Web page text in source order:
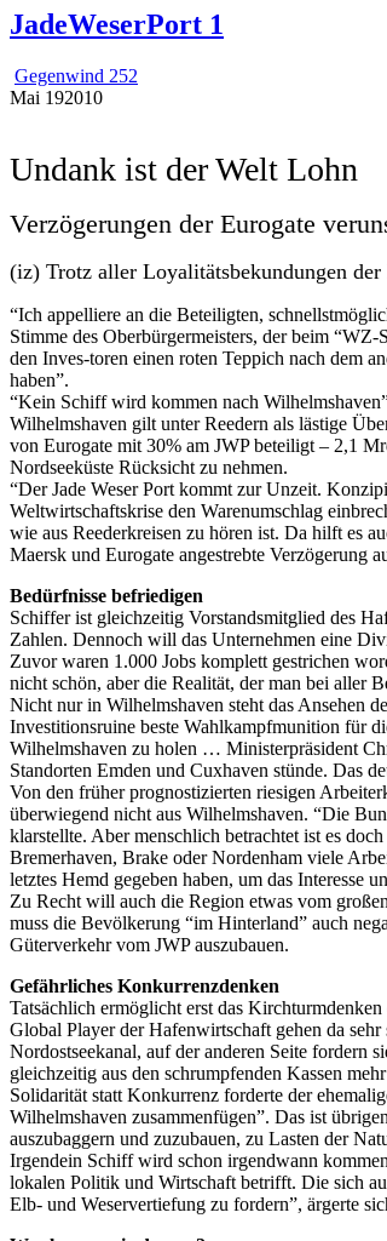
JadeWeserPort 1
Gegenwind 252
Mai 192010
Undank ist der Welt Lohn
Verzögerungen der Eurogate
(iz) Trotz aller Loyalitätsbekundungen
“Ich appelliere an die Beteiligten,
Stimme des Oberbürgermeisters, der beim
den Inves-toren einen roten Teppich nach dem
haben”.
“Kein Schiff wird kommen nach
Wilhelmshaven gilt unter Reedern als lästige
von Eurogate mit 30% am JWP beteiligt – 2,1
Nordseeküste Rücksicht zu nehmen.
“Der Jade Weser Port kommt zur Unzeit.
Weltwirtschaftskrise den Warenumschlag
wie aus Reederkreisen zu hören ist. Da hilft es
Maersk und Eurogate angestrebte Verzögerung
Bedürfnisse befriedigen
Schiffer ist gleichzeitig Vorstandsmitglied des
Zahlen. Dennoch will das Unternehmen eine
Zuvor waren 1.000 Jobs komplett gestrichen
nicht schön, aber die Realität, der man bei aller
Nicht nur in Wilhelmshaven steht das Ansehen
Investitionsruine beste Wahlkampfmunition für
Wilhelmshaven zu holen … Ministerpräsident
Standorten Emden und Cuxhaven stünde. Das
Von den früher prognostizierten riesigen
überwiegend nicht aus Wilhelmshaven. “Die
klarstellte. Aber menschlich betrachtet ist es
Bremerhaven, Brake oder Nordenham viele
letztes Hemd gegeben haben, um das Interesse
Zu Recht will auch die Region etwas vom
muss die Bevölkerung “im Hinterland” auch
Güterverkehr vom JWP auszubauen.
Gefährliches Konkurrenzdenken
Tatsächlich ermöglicht erst das
Global Player der Hafenwirtschaft gehen da
Nordostseekanal, auf der anderen Seite fordern
gleichzeitig aus den schrumpfenden Kassen
Solidarität statt Konkurrenz forderte der
Wilhelmshaven zusammenfügen”. Das ist
auszubaggern und zuzubauen, zu Lasten der
Irgendein Schiff wird schon irgendwann
lokalen Politik und Wirtschaft betrifft. Die sich
Elb- und Weservertiefung zu fordern”, ärgerte